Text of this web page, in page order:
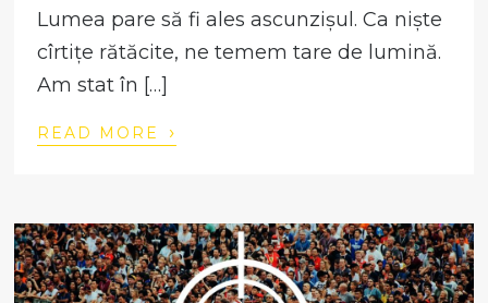
Lumea pare să fi ales ascunzișul. Ca niște
cîrtițe rătăcite, ne temem tare de lumină.
Am stat în […]
READ MORE ›